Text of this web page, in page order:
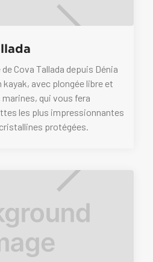
Cova Tallada depuis Dénia
avec plongée libre et
qui vous fera
les plus impressionnantes
protégées.